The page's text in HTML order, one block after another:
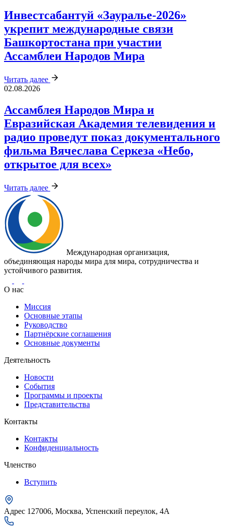
Инвестсабантуй «Зауралье‑2026»
укрепит международные связи
Башкортостана при участии
Ассамблеи Народов Мира
Читать далее
02.08.2026
Ассамблея Народов Мира и
Евразийская Академия телевидения и
радио проведут показ документального
фильма Вячеслава Серкеза «Небо,
открытое для всех»
Читать далее
Международная организация,
объединяющая народы мира для мира, сотрудничества и
устойчивого развития.
О нас
Миссия
Основные этапы
Руководство
Партнёрские соглашения
Основные документы
Деятельность
Новости
События
Программы и проекты
Представительства
Контакты
Контакты
Конфиденциальность
Членство
Вступить
Адрес 127006, Москва, Успенский переулок, 4А